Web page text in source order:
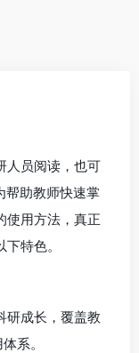
人员阅读，也可
帮助教师快速掌
使用方法，真正
特色。
研成长，覆盖教
系。